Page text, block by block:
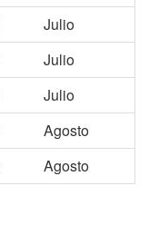
Julio
Julio
Julio
Agosto
Agosto